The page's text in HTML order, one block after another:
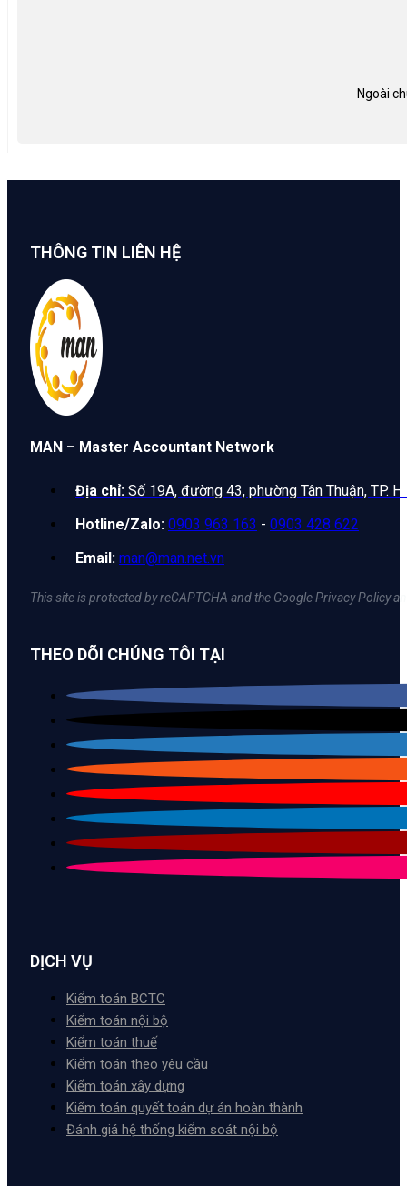
Ngoài
THÔNG TIN LIÊN HỆ
MAN – Master Accountant Network
Địa chỉ: Số 19A, đường 43, phường Tân Thuận, TP.
Hotline/Zalo: 0903 963 163 - 0903 428 622
Email: man@man.net.vn
This site is protected by reCAPTCHA and the Google Privacy Policy
THEO DÕI CHÚNG TÔI TẠI
DỊCH VỤ
Kiểm toán BCTC
Kiểm toán nội bộ
Kiểm toán thuế
Kiểm toán theo yêu cầu
Kiểm toán xây dựng
Kiểm toán quyết toán dự án hoàn thành
Đánh giá hệ thống kiểm soát nội bộ